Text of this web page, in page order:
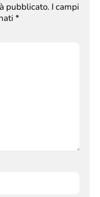
pubblicato. I campi
*